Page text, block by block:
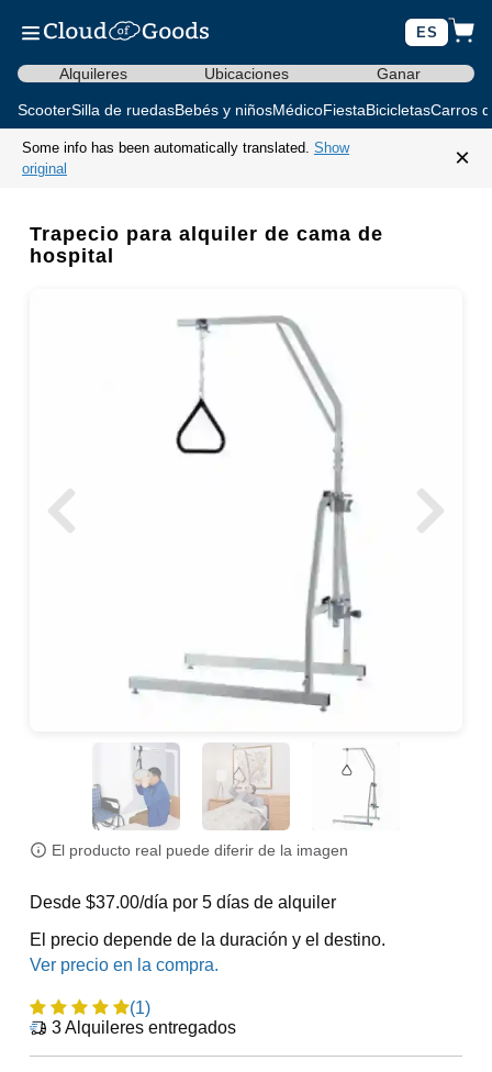
ES
Alquileres Ubicaciones Ganar
ScooterSilla de ruedasBebés y niñosMédicoFiestaBicicletasCarros
Some info has been automatically translated. Show
original
×
Trapecio para alquiler de cama de
hospital
El producto real puede diferir de la imagen
Desde $37.00/día por 5 días de alquiler
El precio depende de la duración y el destino.
(1)
3Alquileres entregados